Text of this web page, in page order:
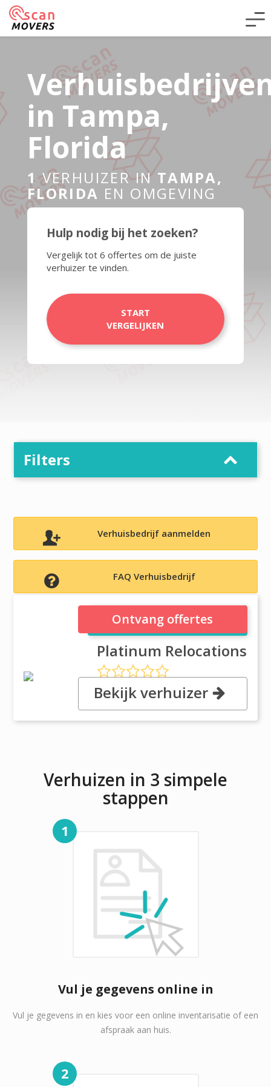
in Tampa,
Florida
1 VERHUIZER IN TAMPA,
FLORIDA EN OMGEVING
Hulp nodig bij het zoeken?
Vergelijk tot 6 offertes om de juiste
verhuizer te vinden.
START
VERGELIJKEN
Filters
Verhuisbedrijf aanmelden
FAQ Verhuisbedrijf
Platinum Relocations
Platinum Relocations
, 5503 Pioneer Park Blvd, 33634
Tampa, Florida
Ontvang offertes
Bekijk verhuizer
Verhuizen in 3 simpele
stappen
1
Vul je gegevens online in
Vul je gegevens in en kies voor een online inventarisatie of een
afspraak aan huis.
2